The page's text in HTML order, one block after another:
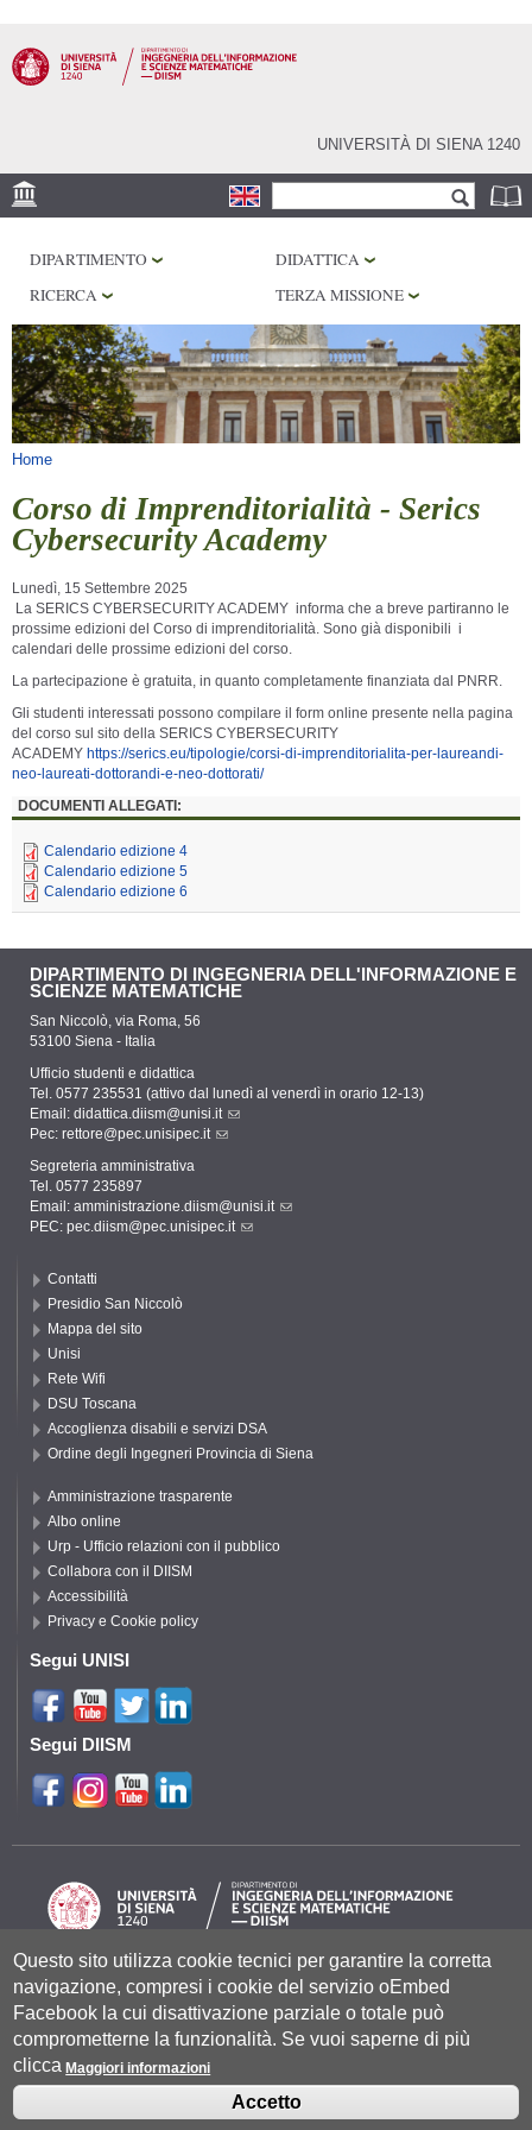
contenuto
principale
UNIVERSITÀ DI SIENA 1240
Form di ricerca
PHD PROGRAM
LABORATORI
BIBLIOTECHE
SERVIZI
DIPARTIMENTO
DIDATTICA
RICERCA
TERZA MISSIONE
Tu sei qui
Home
Corso di Imprenditorialità - Serics
Cybersecurity Academy
Lunedì, 15 Settembre 2025
La SERICS CYBERSECURITY ACADEMY informa che a breve partiranno le
prossime edizioni del Corso di imprenditorialità. Sono già disponibili i
calendari delle prossime edizioni del corso.
La partecipazione è gratuita, in quanto completamente finanziata dal PNRR.
Gli studenti interessati possono compilare il form online presente nella pagina
del corso sul sito della SERICS CYBERSECURITY
ACADEMY https://serics.eu/tipologie/corsi-di-imprenditorialita-per-laureandi-
neo-laureati-dottorandi-e-neo-dottorati/
DOCUMENTI ALLEGATI:
Calendario edizione 4
Calendario edizione 5
Calendario edizione 6
DIPARTIMENTO DI INGEGNERIA DELL'INFORMAZIONE E
SCIENZE MATEMATICHE
San Niccolò, via Roma, 56
53100 Siena - Italia
Ufficio studenti e didattica
Tel. 0577 235531 (attivo dal lunedì al venerdì in orario 12-13)
Email: didattica.diism@unisi.it
Pec: rettore@pec.unisipec.it
Segreteria amministrativa
Tel. 0577 235897
Email: amministrazione.diism@unisi.it
PEC: pec.diism@pec.unisipec.it
Contatti
Presidio San Niccolò
Mappa del sito
Unisi
Rete Wifi
DSU Toscana
Accoglienza disabili e servizi DSA
Ordine degli Ingegneri Provincia di Siena
Amministrazione trasparente
Albo online
Urp - Ufficio relazioni con il pubblico
Collabora con il DIISM
Accessibilità
Privacy e Cookie policy
Segui UNISI
Segui DIISM
Università degli Studi di Siena- Rettorato, via Banchi di Sotto 55, 53100
Siena ITALIA
P.IVA 00273530527 | C.F. 80002070524 |
Coordinate bancarie
Caselle
Pec: Posta Elettronica Certificata|Fatturazione Elettronica
Contatti:urp@unisi.it
- URP - Ufficio Relazioni con il Pubblico Tel.
0577 235555 (dal lunedì al venerdì dalle 9.30 alle 10.30)
Questo sito utilizza cookie tecnici per garantire la corretta
navigazione, compresi i cookie del servizio oEmbed
Facebook la cui disattivazione parziale o totale può
comprometterne la funzionalità. Se vuoi saperne di più
clicca Maggiori informazioni
Accetto